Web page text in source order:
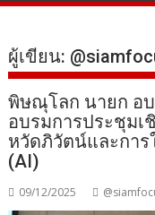
ผู้เขียน:
พิษณุโลก นายก อ
อบรมการประชุม
หวัดภิวัตน์และกา
(AI)
09/12/2025